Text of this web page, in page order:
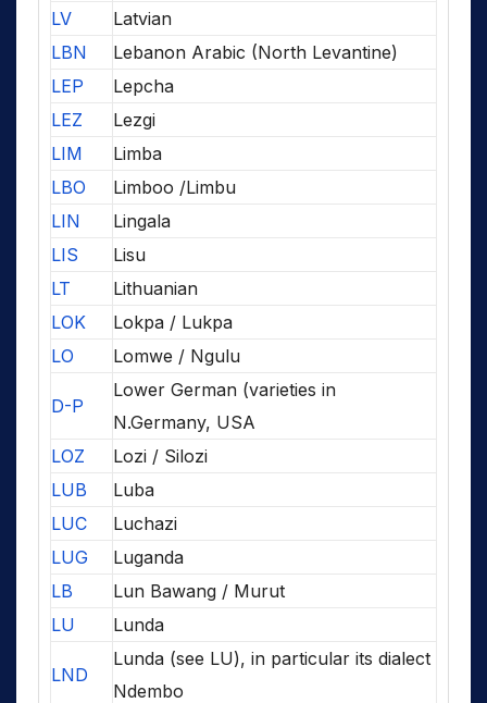
LV
Latvian
LBN
Lebanon Arabic (North Levantine)
LEP
Lepcha
LEZ
Lezgi
LIM
Limba
LBO
Limboo /Limbu
LIN
Lingala
LIS
Lisu
LT
Lithuanian
LOK
Lokpa / Lukpa
LO
Lomwe / Ngulu
D-P
Lower German (varieties in
N.Germany, USA
LOZ
Lozi / Silozi
LUB
Luba
LUC
Luchazi
LUG
Luganda
LB
Lun Bawang / Murut
LU
Lunda
LND
Lunda (see LU), in particular its dialect
Ndembo